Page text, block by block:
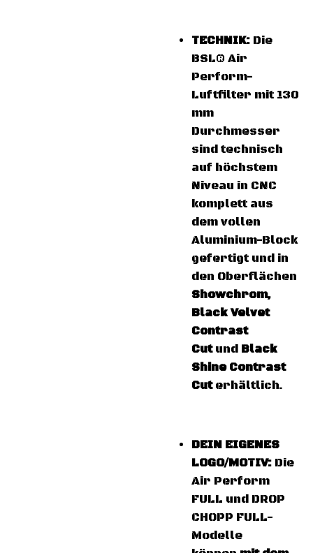
TECHNIK: Die
BSL® Air
Perform-
Luftfilter mit 130
mm
Durchmesser
sind technisch
auf höchstem
Niveau in CNC
komplett aus
dem vollen
Aluminium-Block
gefertigt und in
den Oberflächen
Showchrom,
Black Velvet
Contrast
Cutund Black
Shine Contrast
Cut erhältlich.
DEIN EIGENES
LOGO/MOTIV: Die
Air Perform
FULL und DROP
CHOPP FULL-
Modelle